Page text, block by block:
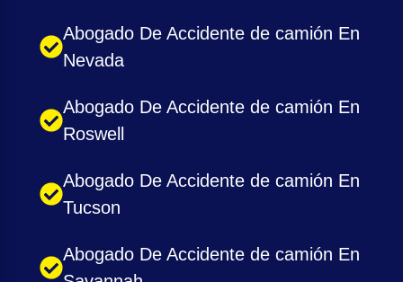
Abogado De Accidente de camión En
Nevada
Abogado De Accidente de camión En
Roswell
Abogado De Accidente de camión En
Tucson
Abogado De Accidente de camión En